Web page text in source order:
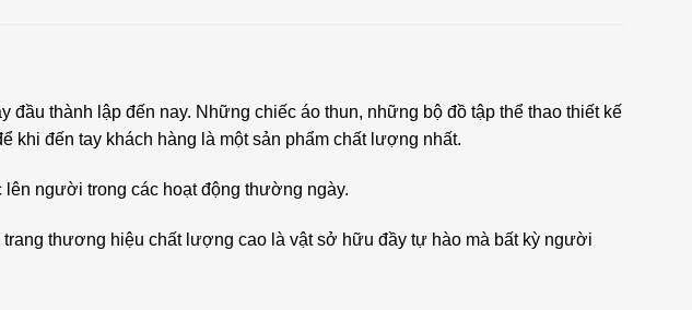
thành lập đến nay. Những chiếc áo thun, những bộ đồ tập thể thao thiết kế
khi đến tay khách hàng là một sản phẩm chất lượng nhất.
người trong các hoạt động thường ngày.
thương hiệu chất lượng cao là vật sở hữu đầy tự hào mà bất kỳ người